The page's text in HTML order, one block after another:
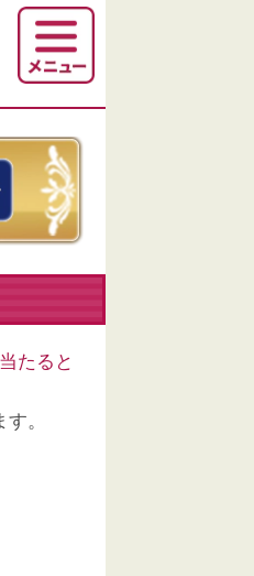
たると
。